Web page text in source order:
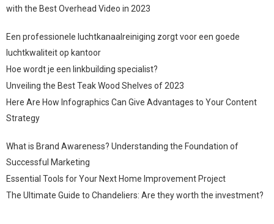
with the Best Overhead Video in 2023
Een professionele luchtkanaalreiniging zorgt voor een goede
luchtkwaliteit op kantoor
Hoe wordt je een linkbuilding specialist?
Unveiling the Best Teak Wood Shelves of 2023
Here Are How Infographics Can Give Advantages to Your Content
Strategy
What is Brand Awareness? Understanding the Foundation of
Successful Marketing
Essential Tools for Your Next Home Improvement Project
The Ultimate Guide to Chandeliers: Are they worth the investment?